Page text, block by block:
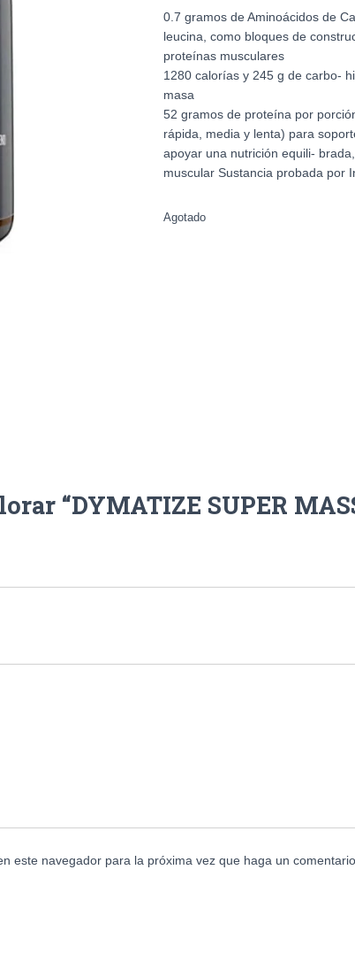
0.7 gramos de Aminoácidos de
leucina, como bloques de
proteínas musculares
1280 calorías y 245 g de carbo-
masa
52 gramos de proteína por
rápida, media y lenta) para
apoyar una nutrición equili-
muscular Sustancia probada por
Agotado
“DYMATIZE SUPER
este navegador para la próxima vez que haga un